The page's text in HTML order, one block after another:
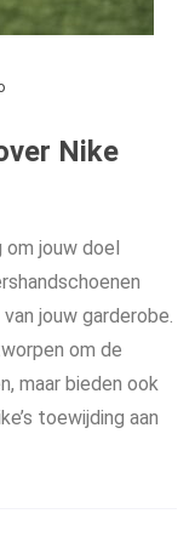
Nike
om jouw doel
jouw garderobe.
om de
maar bieden ook
toewijding aan